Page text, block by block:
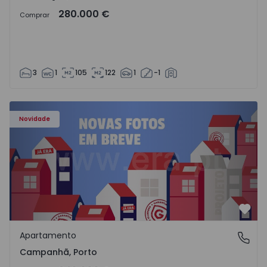
Comprar 280.000 €
3 1 105 122 1 -1
Novidade
Apartamento T3 Porto, Campanhã - 1575504 - 1
Campanhã, Porto
Apartamento
Campanhã, Porto